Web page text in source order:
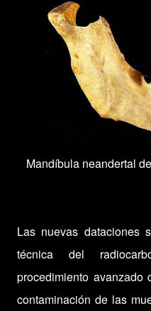
Mandíbula neandertal
Las nuevas dataciones
técnica del
procedimiento
contaminación de las